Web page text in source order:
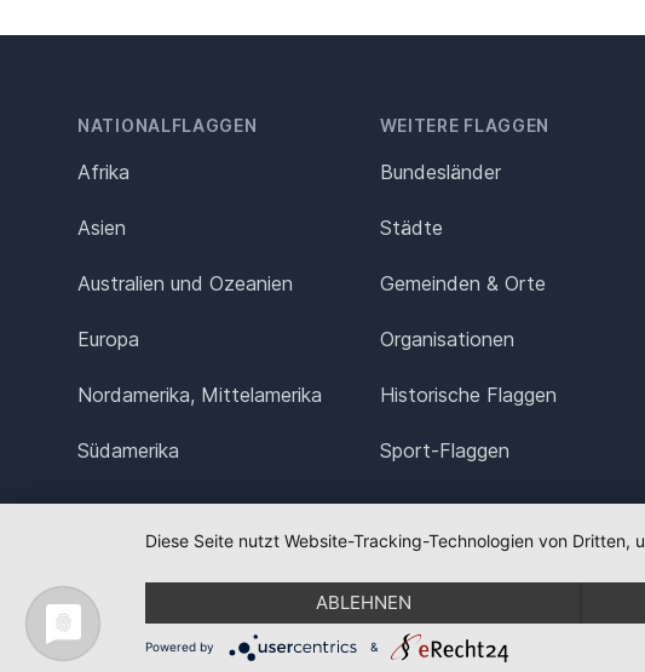
NATIONALFLAGGEN
Afrika
Asien
Australien und Ozeanien
Europa
Nordamerika, Mittelamerika
Südamerika
WEITERE FLAGGEN
Bundesländer
Städte
Gemeinden & Orte
Organisationen
Historische Flaggen
Sport-Flaggen
Diese Seite nutzt Website-Tracking-Technologien von
ABLEHNEN
Powered by &